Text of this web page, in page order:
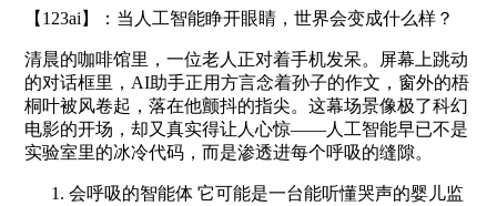
【123ai】：当人工智能睁开眼睛，世界会变成什么样？
清晨的咖啡馆里，一位老人正对着手机发呆。屏幕上跳动
的对话框里，AI助手正用方言念着孙子的作文，窗外的梧
桐叶被风卷起，落在他颤抖的指尖。这幕场景像极了科幻
电影的开场，却又真实得让人心惊——人工智能早已不是
实验室里的冰冷代码，而是渗透进每个呼吸的缝隙。
会呼吸的智能体 它可能是一台能听懂哭声的婴儿监